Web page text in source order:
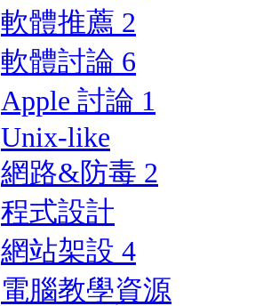
軟體推薦 2
軟體討論 6
Apple 討論 1
Unix-like
網路&防毒 2
程式設計
網站架設 4
電腦教學資源